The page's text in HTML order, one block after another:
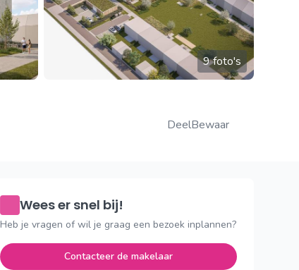
9 foto's
DeelBewaar
Wees er snel bij!
Heb je vragen of wil je graag een bezoek inplannen?
Contacteer de makelaar